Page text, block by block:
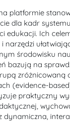
platformie
dla kadr
edukacji. Ich
narzędzi
środowisku
bazują na
zróżnicowaną
(evidence-
praktyczny
dynamiczna,